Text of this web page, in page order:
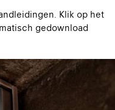
Klik op het
gedownload